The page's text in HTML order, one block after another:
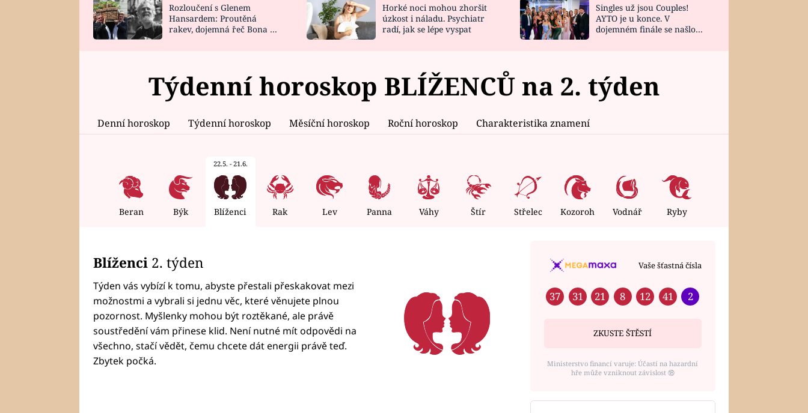
HOROSKOP NA
CELEBRITY
VAŘENÍ
NOVINKY
VIDEORECEPTY
ZAHRADA
DESIGN
Rozloučení s Glenem
Hansardem: Proutěná
rakev, dojemná řeč Bona a
Horké noci mohou zhoršit
úzkost i náladu. Psychiatr
radí, jak se lépe vyspat
Singles už jsou Couples!
AYTO je u konce. V
dojemném finále se našlo
Týdenní horoskop BLÍŽENCŮ na 2. týden
Denní horoskop Týdenní horoskop Měsíční horoskop Roční horoskop Charakteristika znamení
Beran Býk
22.5. - 21.6.
Blíženci Rak Lev Panna Váhy Štír Střelec Kozoroh Vodnář Ryby
Blíženci 2. týden
Týden vás vybízí k tomu, abyste přestali přeskakovat mezi
možnostmi a vybrali si jednu věc, které věnujete plnou
pozornost. Myšlenky mohou být roztěkané, ale právě
soustředění vám přinese klid. Není nutné mít odpovědi na
všechno, stačí vědět, čemu chcete dát energii právě teď.
Zbytek počká.
Vaše šťastná čísla
37 31 21 8 12 41 2
ZKUSTE ŠTĚSTÍ
Ministerstvo financí varuje: Účastí na hazardní
hře může vzniknout závislost ⑱